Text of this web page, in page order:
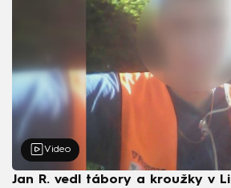
Video
Jan R. vedl tábory a kroužky v